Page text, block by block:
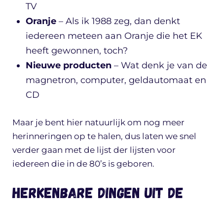
TV
Oranje – Als ik 1988 zeg, dan denkt
iedereen meteen aan Oranje die het EK
heeft gewonnen, toch?
Nieuwe producten – Wat denk je van de
magnetron, computer, geldautomaat en
CD
Maar je bent hier natuurlijk om nog meer
herinneringen op te halen, dus laten we snel
verder gaan met de lijst der lijsten voor
iedereen die in de 80’s is geboren.
Herkenbare dingen uit de